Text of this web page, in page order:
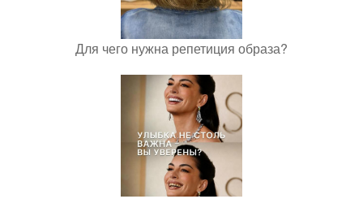
Для чего нужна репетиция образа?